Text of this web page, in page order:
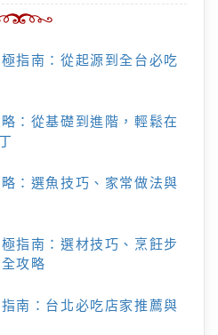
指南：從起源到全台必吃
：從基礎到進階，輕鬆在
：選魚技巧、家常做法與
指南：選材技巧、烹飪步
攻略
南：台北必吃店家推薦與